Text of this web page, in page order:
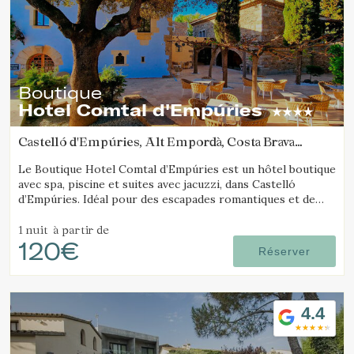
Boutique
Hotel Comtal d'Empúries
Castelló d'Empúries, Alt Empordà, Costa Brava
Le Boutique Hotel Comtal d’Empúries est un hôtel boutique
avec spa, piscine et suites avec jacuzzi, dans Castelló
d’Empúries. Idéal pour des escapades romantiques et de
1 nuit à partir de
120€ Réserver
4.4